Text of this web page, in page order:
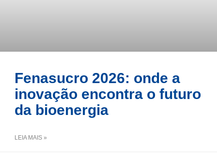
Fenasucro 2026: onde a
inovação encontra o futuro
da bioenergia
LEIA MAIS »